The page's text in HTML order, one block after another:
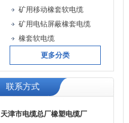
矿用移动橡套软电缆
矿用电钻屏蔽橡套电缆
橡套软电缆
更多分类
联系方式
天津市电缆总厂橡塑电缆厂